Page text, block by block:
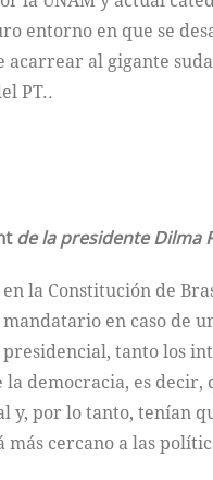
entorno en que se
acarrear al gigante
PT..
de la presidente Dilma
la Constitución de
en caso de
tanto los
democracia, es
y, por lo tanto, tenían
cercano a las